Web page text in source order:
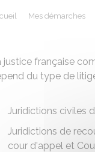
Mes démarches
justice française
du type de
Juridictions civiles
Juridictions de
cour d'appel et